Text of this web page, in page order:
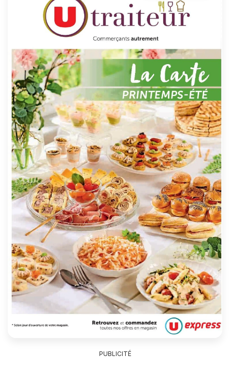
PUBLICITÉ